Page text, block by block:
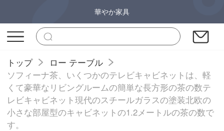
華やか家具
トップ
ロー テーブル
ソフィーナ茶、いくつかのテレビキャビネットは、軽
くて豪華なリビングルームの簡単な長方形の茶の数テ
レビキャビネット現代のスチールガラスの塗装北欧の
小さな部屋型のキャビネットの1.2メートルの茶の数で
す。